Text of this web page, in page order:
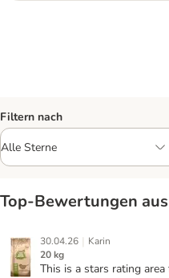
Filtern nach
Top‑Bewertungen
30.04.26 | Karin
20 kg
This is a stars rating